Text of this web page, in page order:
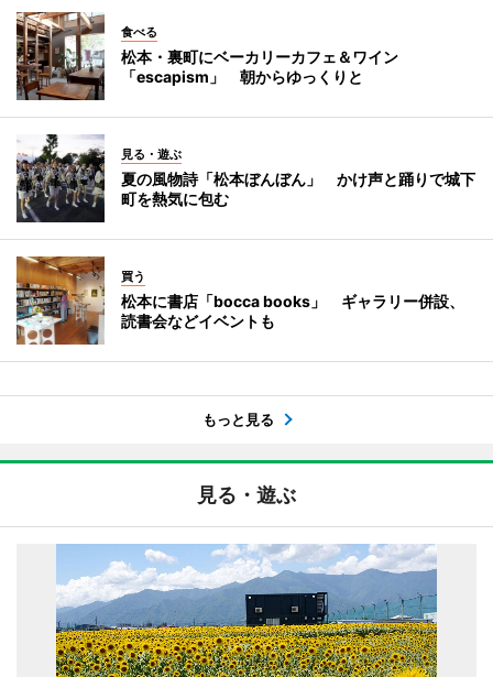
食べる
松本・裏町にベーカリーカフェ＆ワイン
「escapism」 朝からゆっくりと
見る・遊ぶ
夏の風物詩「松本ぼんぼん」 かけ声と踊りで城下
町を熱気に包む
買う
松本に書店「bocca books」 ギャラリー併設、
読書会などイベントも
もっと見る
見る・遊ぶ